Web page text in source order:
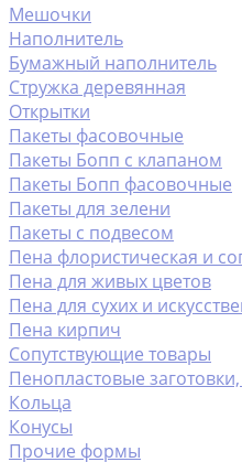
Мешочки
Наполнитель
Бумажный наполнитель
Стружка деревянная
Открытки
Пакеты фасовочные
Пакеты Бопп с клапаном
Пакеты Бопп фасовочные
Пакеты для зелени
Пакеты с подвесом
Пена флористическая и
Пена для живых цветов
Пена для сухих и
Пена кирпич
Сопутствующие товары
Пенопластовые
Кольца
Конусы
Прочие формы